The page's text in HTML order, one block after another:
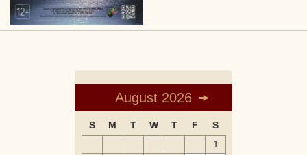
August 2026
S M T W T F
S
1